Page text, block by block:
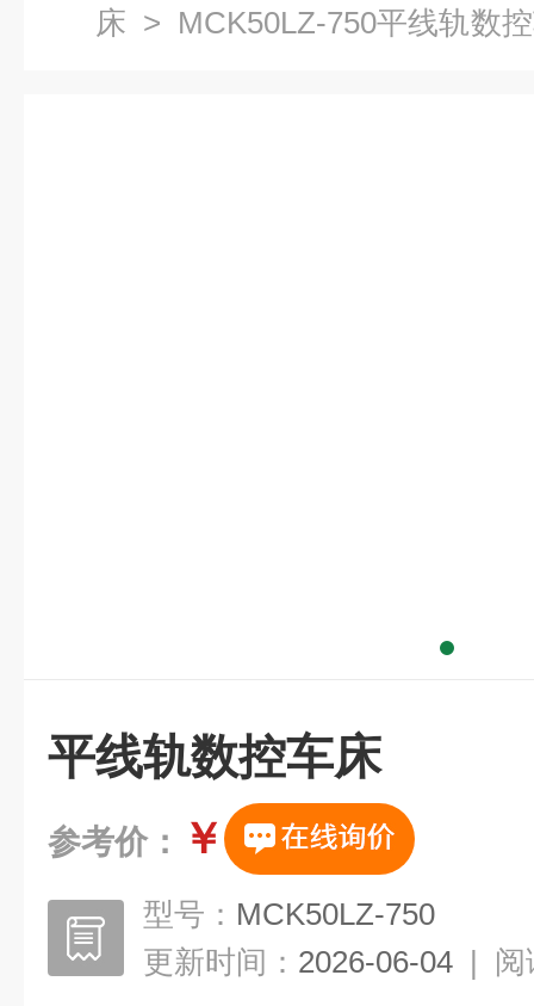
床 > MCK50LZ-750平线轨数
平线轨数控车床
参考价： ￥
型号： MCK50LZ-750
更新时间： 2026-06-04 | 阅